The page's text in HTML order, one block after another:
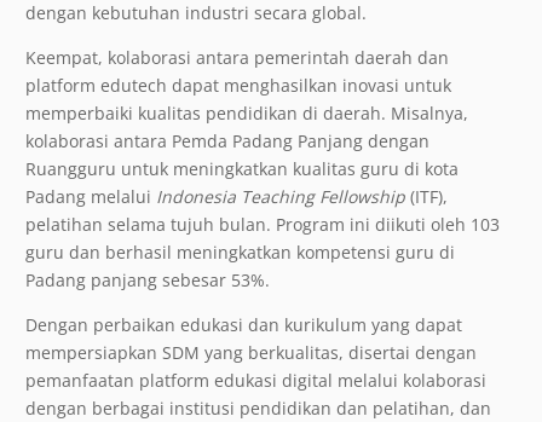
dengan kebutuhan industri secara global.
Keempat, kolaborasi antara pemerintah daerah dan
platform edutech dapat menghasilkan inovasi untuk
memperbaiki kualitas pendidikan di daerah. Misalnya,
kolaborasi antara Pemda Padang Panjang dengan
Ruangguru untuk meningkatkan kualitas guru di kota
Padang melalui Indonesia Teaching Fellowship (ITF),
pelatihan selama tujuh bulan. Program ini diikuti oleh 103
guru dan berhasil meningkatkan kompetensi guru di
Padang panjang sebesar 53%.
Dengan perbaikan edukasi dan kurikulum yang dapat
mempersiapkan SDM yang berkualitas, disertai dengan
pemanfaatan platform edukasi digital melalui kolaborasi
dengan berbagai institusi pendidikan dan pelatihan, dan